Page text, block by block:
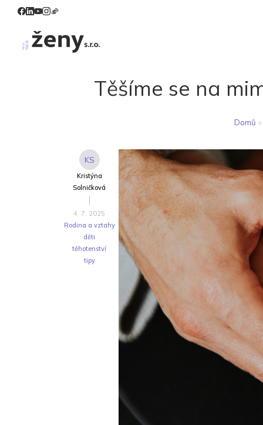
Těšíme se na
Domů »
KS
Kristýna
Solničková
4. 7. 2025
Rodina a vztahy
děti
těhotenství
tipy